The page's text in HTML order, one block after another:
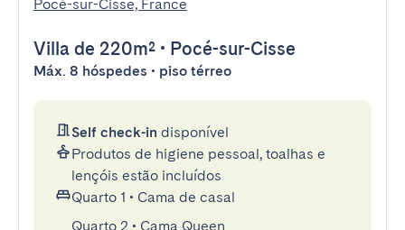
Pocé-sur-Cisse, France
Villa de 220m² • Pocé-sur-Cisse
Máx. 8 hóspedes • piso térreo
Self check-in disponível
Produtos de higiene pessoal, toalhas e
lençóis estão incluídos
Quarto 1 • Cama de casal
Quarto 2 • Cama Queen